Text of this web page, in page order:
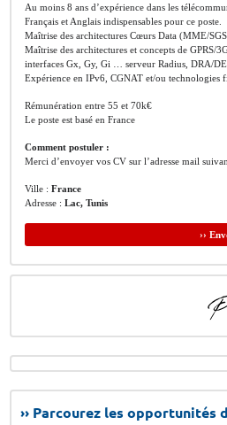
Au moins 8 ans d’expérience dans les
Français et Anglais indispensables pour ce poste.
Maîtrise des architectures Cœurs Data (MME/
Maîtrise des architectures et concepts de GPRS/
interfaces Gx, Gy, Gi … serveur Radius, DRA/
Expérience en IPv6, CGNAT et/ou technologies
Rémunération entre 55 et 70k€
Le poste est basé en France
Comment postuler :
Merci d’envoyer vos CV sur l’adresse mail
Ville : France
Adresse : Lac, Tunis
››
›› Parcourez les